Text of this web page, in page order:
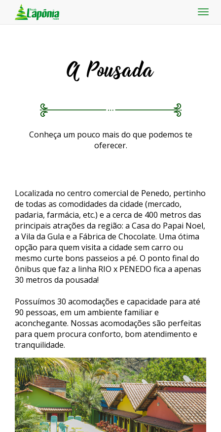
A Pousada
Conheça um pouco mais do que podemos te
oferecer.
Localizada no centro comercial de Penedo, pertinho
de todas as comodidades da cidade (mercado,
padaria, farmácia, etc.) e a cerca de 400 metros das
principais atrações da região: a Casa do Papai Noel,
a Vila da Gula e a Fábrica de Chocolate. Uma ótima
opção para quem visita a cidade sem carro ou
mesmo curte bons passeios a pé. O ponto final do
ônibus que faz a linha RIO x PENEDO fica a apenas
30 metros da pousada!
Possuímos 30 acomodações e capacidade para até
90 pessoas, em um ambiente familiar e
aconchegante. Nossas acomodações são perfeitas
para quem procura conforto, bom atendimento e
tranquilidade.